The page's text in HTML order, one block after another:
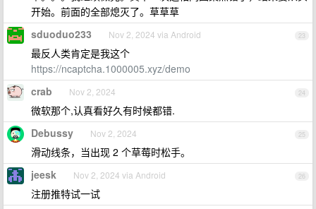
开始。前面的全部熄灭了。草草草
23
sduoduo233 Nov 2, 2024 via Android
最反人类肯定是我这个
https://ncaptcha.1000005.xyz/demo
24
crab Nov 2, 2024
微软那个,认真看好久有时候都错.
25
Debussy Nov 2, 2024
滑动线条，当出现 2 个草莓时松手。
26
jeesk Nov 2, 2024 via Android
注册推特试一试